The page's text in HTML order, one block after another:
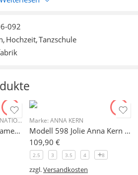
092
, Hochzeit,Tanzschule
(DSI)
Modell 210 DSI 5 cm Damen Tanzschuh Standard Modell Paris
Marke: ANNA KERN
Modell 598 Jolie Anna Kern Damen Tanzschuh 6 cm
109,90 €
2.5 3 3.5 4 8
zzgl.Versandkosten